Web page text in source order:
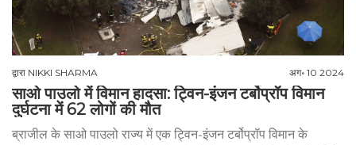
द्वारा NIKKI SHARMA अग॰ 10 2024
साओ पाउलो में विमान हादसा: ट्विन-इंजन टर्बोप्रॉप विमान
दुर्घटना में 62 लोगों की मौत
ब्राजील के साओ पाउलो राज्य में एक ट्विन-इंजन टर्बोप्रॉप विमान के